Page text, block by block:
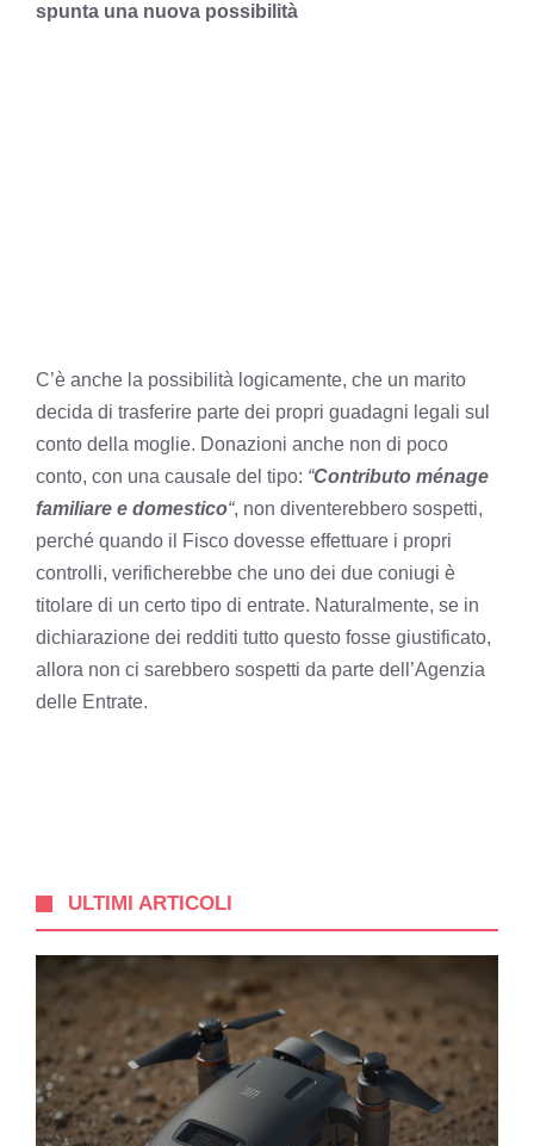
spunta una nuova possibilità
C’è anche la possibilità logicamente, che un marito
decida di trasferire parte dei propri guadagni legali sul
conto della moglie. Donazioni anche non di poco
conto, con una causale del tipo: “Contributo ménage
familiare e domestico“, non diventerebbero sospetti,
perché quando il Fisco dovesse effettuare i propri
controlli, verificherebbe che uno dei due coniugi è
titolare di un certo tipo di entrate. Naturalmente, se in
dichiarazione dei redditi tutto questo fosse giustificato,
allora non ci sarebbero sospetti da parte dell’Agenzia
delle Entrate.
ULTIMI ARTICOLI